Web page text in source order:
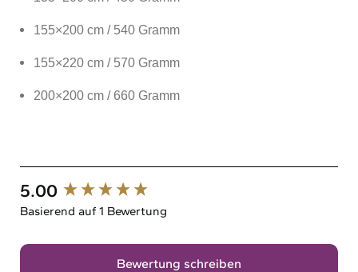
155×200 cm / 540 Gramm
155×220 cm / 570 Gramm
200×200 cm / 660 Gramm
5.00
Basierend auf 1 Bewertung
Bewertung schreiben
New content loaded